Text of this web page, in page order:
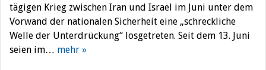
tägigen Krieg zwischen Iran und Israel im Juni unter dem
Vorwand der nationalen Sicherheit eine „schreckliche
Welle der Unterdrückung“ losgetreten. Seit dem 13. Juni
seien im… mehr »